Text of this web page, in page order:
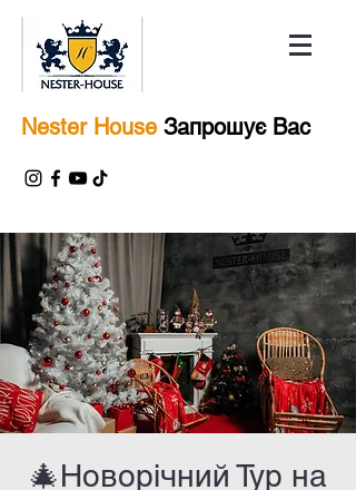
Nester House Запрошує Вас
🎄Новорічний Тур на